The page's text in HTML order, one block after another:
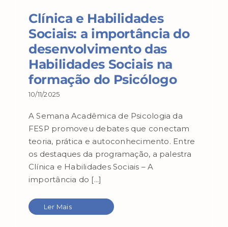
Clínica e Habilidades
Sociais: a importância do
desenvolvimento das
Habilidades Sociais na
formação do Psicólogo
10/11/2025
A Semana Acadêmica de Psicologia da
FESP promoveu debates que conectam
teoria, prática e autoconhecimento. Entre
os destaques da programação, a palestra
Clínica e Habilidades Sociais – A
importância do [...]
Ler Mais